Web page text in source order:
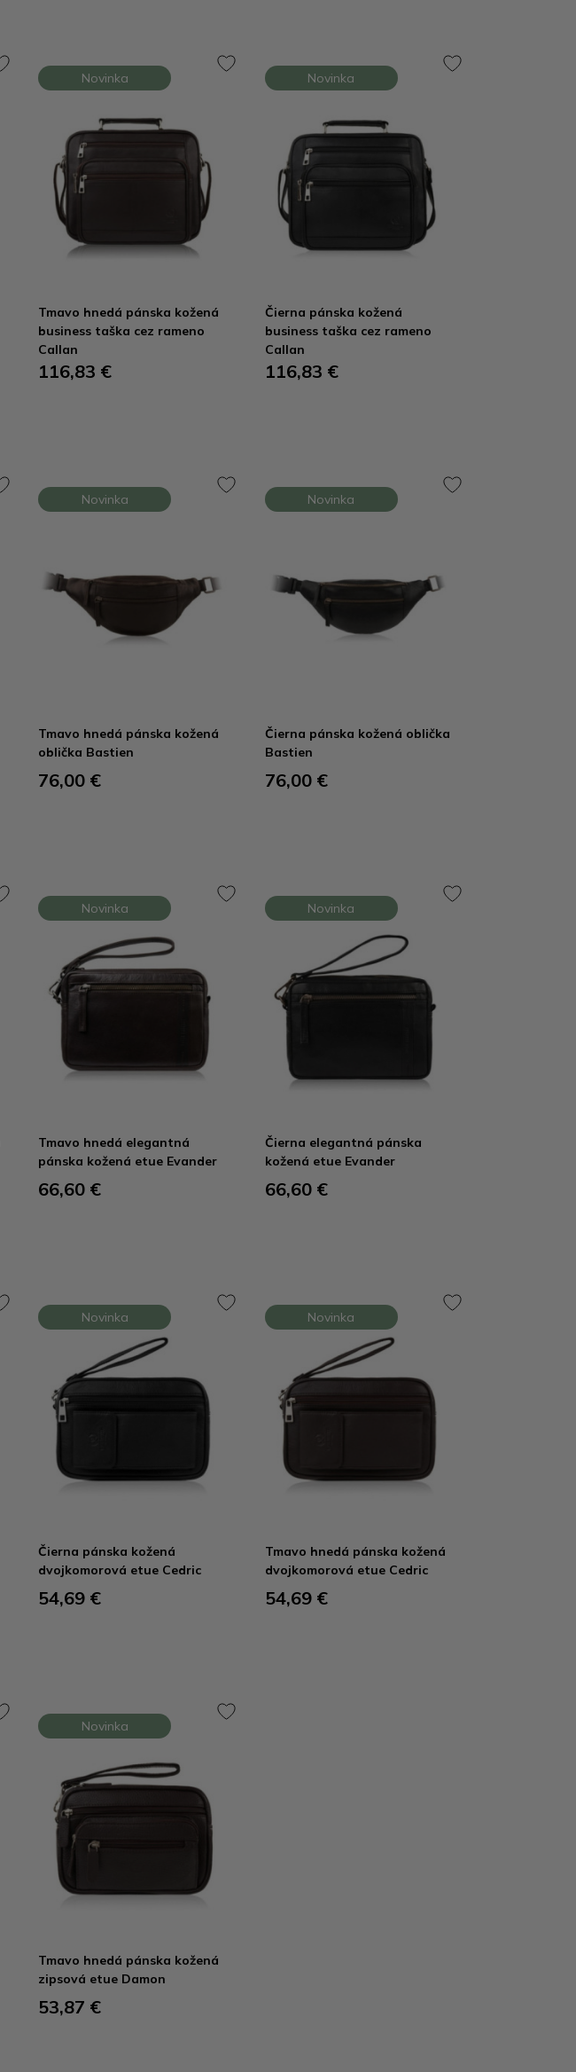
Novinka
Tmavo hnedá pánska kožená
business taška cez rameno
Callan
116,83 €
Novinka
Čierna pánska kožená
business taška cez rameno
Callan
116,83 €
Novinka
Tmavo hnedá pánska kožená
oblička Bastien
76,00 €
Novinka
Čierna pánska kožená oblička
Bastien
76,00 €
Novinka
Tmavo hnedá elegantná
pánska kožená etue Evander
66,60 €
Novinka
Čierna elegantná pánska
kožená etue Evander
66,60 €
Novinka
Čierna pánska kožená
dvojkomorová etue Cedric
54,69 €
Novinka
Tmavo hnedá pánska kožená
dvojkomorová etue Cedric
54,69 €
Novinka
Tmavo hnedá pánska kožená
zipsová etue Damon
53,87 €